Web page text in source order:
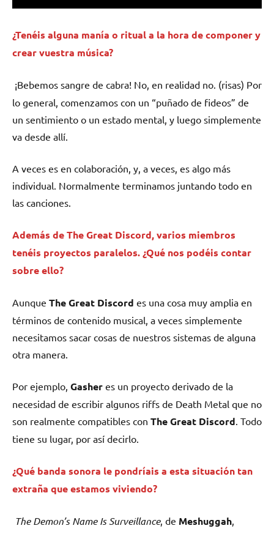
¿Tenéis alguna manía o ritual a la hora de componer y
crear vuestra música?
¡Bebemos sangre de cabra! No, en realidad no. (risas) Por
lo general, comenzamos con un “puñado de fideos” de
un sentimiento o un estado mental, y luego simplemente
va desde allí.
A veces es en colaboración, y, a veces, es algo más
individual. Normalmente terminamos juntando todo en
las canciones.
Además de The Great Discord, varios miembros
tenéis proyectos paralelos. ¿Qué nos podéis contar
sobre ello?
Aunque The Great Discord es una cosa muy amplia en
términos de contenido musical, a veces simplemente
necesitamos sacar cosas de nuestros sistemas de alguna
otra manera.
Por ejemplo, Gasher es un proyecto derivado de la
necesidad de escribir algunos riffs de Death Metal que no
son realmente compatibles con The Great Discord . Todo
tiene su lugar, por así decirlo.
¿Qué banda sonora le pondríais a esta situación tan
extraña que estamos viviendo?
The Demon’s Name Is Surveillance, de Meshuggah